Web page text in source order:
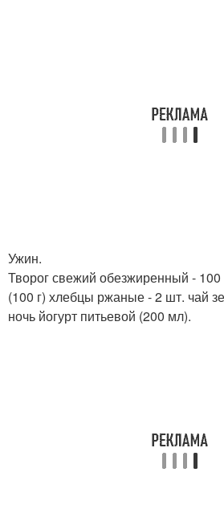
Ужин.
Творог свежий обезжиренный - 100
(100 г) хлебцы ржаные - 2 шт. чай
ночь йогурт питьевой (200 мл).